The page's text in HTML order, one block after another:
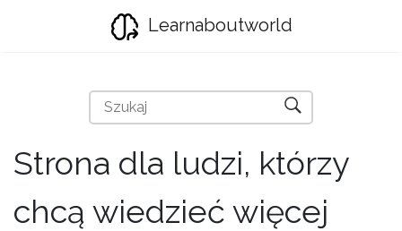
Learnaboutworld
Strona dla ludzi, którzy
chcą wiedzieć więcej